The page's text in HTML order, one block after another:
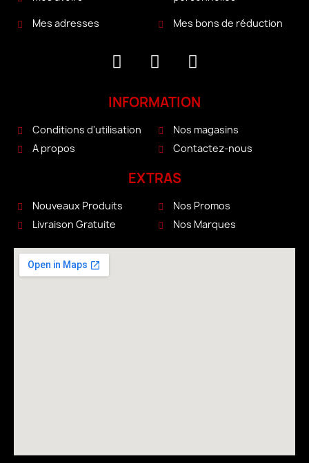
Mes adresses
Mes bons de réduction
INFORMATION
Conditions d'utilisation
A propos
Nos magasins
Contactez-nous
EXTRAS
Nouveaux Produits
Livraison Gratuite
Nos Promos
Nos Marques